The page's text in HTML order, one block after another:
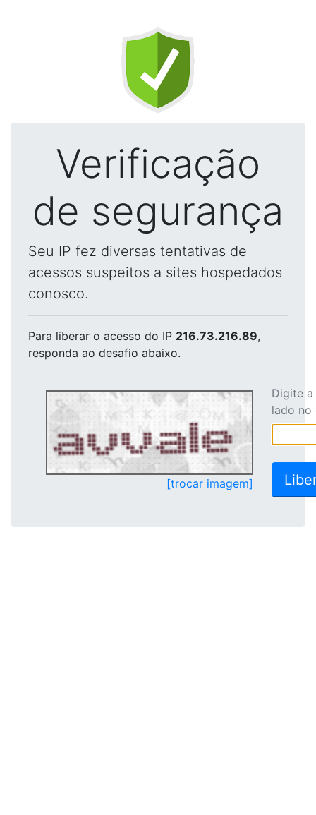
Verificação
de segurança
Seu IP fez diversas tentativas de
acessos suspeitos a sites hospedados
conosco.
Para liberar o acesso do IP 216.73.216.89,
responda ao desafio abaixo.
[trocar imagem]
Digite
lado no